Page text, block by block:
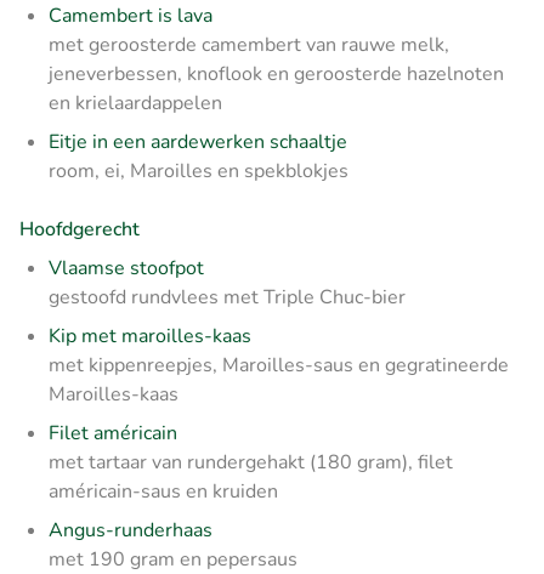
Camembert is lava
met geroosterde camembert van rauwe melk,
jeneverbessen, knoflook en geroosterde hazelnoten
en krielaardappelen
Eitje in een aardewerken schaaltje
room, ei, Maroilles en spekblokjes
Hoofdgerecht
Vlaamse stoofpot
gestoofd rundvlees met Triple Chuc-bier
Kip met maroilles-kaas
met kippenreepjes, Maroilles-saus en gegratineerde
Maroilles-kaas
Filet américain
met tartaar van rundergehakt (180 gram), filet
américain-saus en kruiden
Angus-runderhaas
met 190 gram en pepersaus